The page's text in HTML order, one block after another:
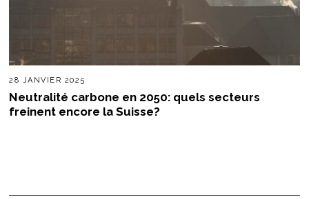
28 JANVIER 2025
Neutralité carbone en 2050: quels secteurs
freinent encore la Suisse?